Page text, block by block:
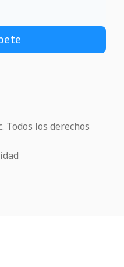
Todos los derechos